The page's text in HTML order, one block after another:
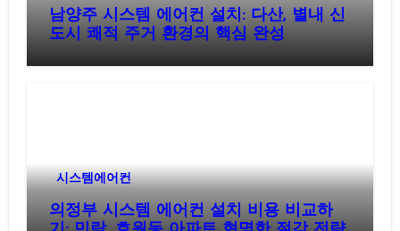
남양주 시스템 에어컨 설치: 다산, 별내 신
도시 쾌적 주거 환경의 핵심 완성
시스템에어컨
의정부 시스템 에어컨 설치 비용 비교하